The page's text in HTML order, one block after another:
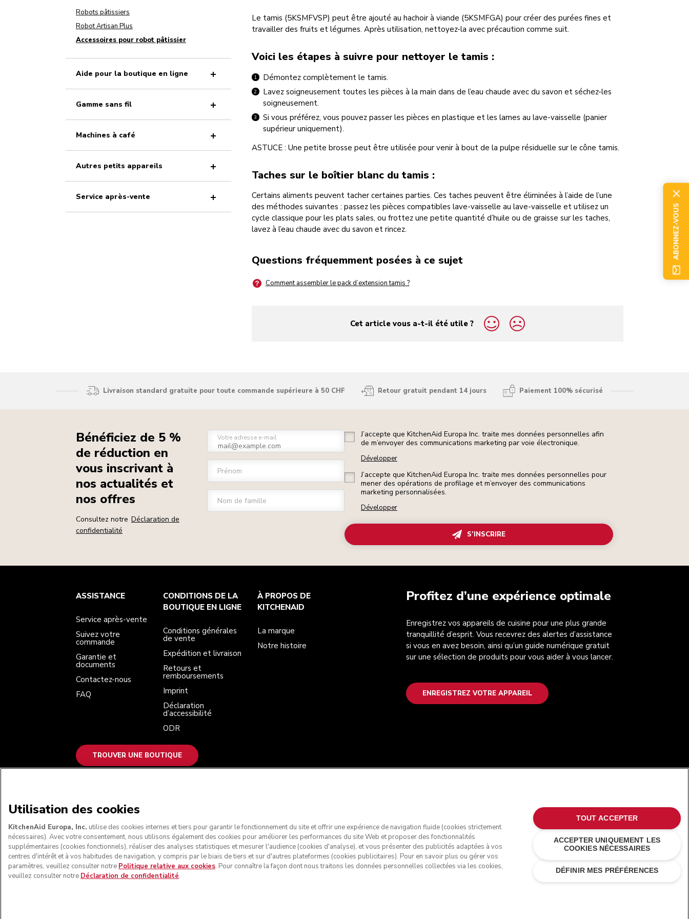
Le tamis (5KSMFVSP) peut être ajouté au hachoir à viande (5KSMFGA) pour créer des purées fines et
travailler des fruits et légumes. Après utilisation, nettoyez-la avec précaution comme suit.
Voici les étapes à suivre pour nettoyer le tamis :
Démontez complètement le tamis.
Lavez soigneusement toutes les pièces à la main dans de l’eau chaude avec du savon et séchez-les
soigneusement.
Si vous préférez, vous pouvez passer les pièces en plastique et les lames au lave-vaisselle (panier
supérieur uniquement).
ASTUCE : Une petite brosse peut être utilisée pour venir à bout de la pulpe résiduelle sur le cône tamis.
Taches sur le boîtier blanc du tamis :
Certains aliments peuvent tacher certaines parties. Ces taches peuvent être éliminées à l’aide de l’une
des méthodes suivantes : passez les pièces compatibles lave-vaisselle au lave-vaisselle et utilisez un
cycle classique pour les plats sales, ou frottez une petite quantité d’huile ou de graisse sur les taches,
lavez à l’eau chaude avec du savon et rincez.
Questions fréquemment posées à ce sujet
Comment assembler le pack d’extension tamis ?
Cet article vous a-t-il été utile ?
yes
no
Robots pâtissiers
Robot Artisan Plus
Accessoires pour robot pâtissier
Aide pour la boutique en ligne
Gamme sans fil
Machines à café
Autres petits appareils
Service après-vente
Livraison standard gratuite pour toute commande supérieure à 50 CHF Retour gratuit pendant 14 jours Paiement 100% sécurisé
Bénéficiez de 5 %
de réduction en
vous inscrivant à
nos actualités et
nos offres
Consultez notre Déclaration de
confidentialité
Votre adresse e-mail
Prénom
Nom de famille
J’accepte que KitchenAid Europa Inc. traite mes données personnelles afin
de m’envoyer des communications marketing par voie électronique.
Développer
J’accepte que KitchenAid Europa Inc. traite mes données personnelles pour
mener des opérations de profilage et m’envoyer des communications
marketing personnalisées.
Développer
S’INSCRIRE
Profitez d’une expérience optimale
Enregistrez vos appareils de cuisine pour une plus grande
tranquillité d’esprit. Vous recevrez des alertes d’assistance
si vous en avez besoin, ainsi qu’un guide numérique gratuit
sur une sélection de produits pour vous aider à vous lancer.
ENREGISTREZ VOTRE APPAREIL
Service après-vente
Suivez votre commande
FAQ
Conditions générales de vente
Expédition et livraison
Déclaration d’accessibilité
La marque
Notre histoire
Trouver une boutique
ASSISTANCE
Service après-vente
Suivez votre
commande
Garantie et
documents
Contactez-nous
FAQ
CONDITIONS DE LA
BOUTIQUE EN LIGNE
Conditions générales
de vente
Expédition et livraison
Retours et
remboursements
Imprint
Déclaration
d’accessibilité
ODR
À PROPOS DE
KITCHENAID
La marque
Notre histoire
TROUVER UNE BOUTIQUE
© KitchenAid 2026 - Tous droits réservés. KitchenAid et la forme du robot pâtissier multifonction sont des marques commerciales aux États-Unis et ailleurs.
ABONNEZ-VOUS
Utilisation des cookies
KitchenAid Europa, Inc. utilise des cookies internes et tiers pour garantir le fonctionnement du site et offrir une expérience de navigation fluide (cookies strictement
nécessaires). Avec votre consentement, nous utilisons également des cookies pour améliorer les performances du site Web et proposer des fonctionnalités
supplémentaires (cookies fonctionnels), réaliser des analyses statistiques et mesurer l'audience (cookies d'analyse), et vous présenter des publicités adaptées à vos
centres d'intérêt et à vos habitudes de navigation, y compris par le biais de tiers et sur d'autres plateformes (cookies publicitaires). Pour en savoir plus ou gérer vos
paramètres, veuillez consulter notre Politique relative aux cookies. Pour connaître la façon dont nous traitons les données personnelles collectées via les cookies,
veuillez consulter notre Déclaration de confidentialité.
DÉFINIR MES PRÉFÉRENCES
ACCEPTER UNIQUEMENT LES
COOKIES NÉCESSAIRES
TOUT ACCEPTER